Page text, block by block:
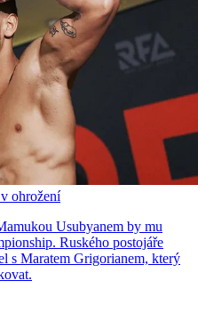
ohrožení
Usubyanem by mu
Ruského postojáře
s Maratem Grigorianem, který